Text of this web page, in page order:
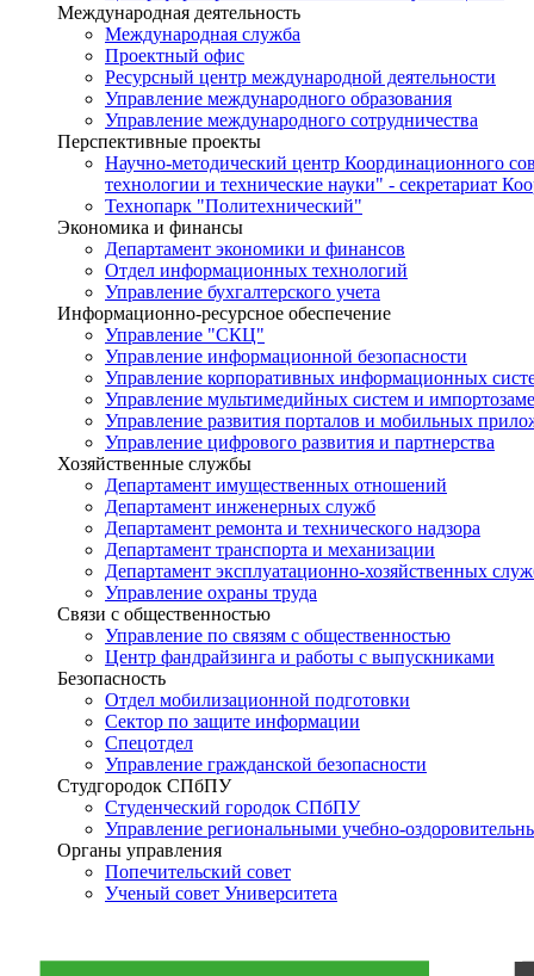
Международная деятельность
Международная служба
Проектный офис
Ресурсный центр международной деятельности
Управление международного образования
Управление международного сотрудничества
Перспективные проекты
Научно-методический центр Координационного
технологии и технические науки" - секретариат
Технопарк "Политехнический"
Экономика и финансы
Департамент экономики и финансов
Отдел информационных технологий
Управление бухгалтерского учета
Информационно-ресурсное обеспечение
Управление "СКЦ"
Управление информационной безопасности
Управление корпоративных информационных
Управление мультимедийных систем и
Управление развития порталов и мобильных
Управление цифрового развития и партнерства
Хозяйственные службы
Департамент имущественных отношений
Департамент инженерных служб
Департамент ремонта и технического надзора
Департамент транспорта и механизации
Департамент эксплуатационно-хозяйственных
Управление охраны труда
Связи с общественностью
Управление по связям с общественностью
Центр фандрайзинга и работы с выпускниками
Безопасность
Отдел мобилизационной подготовки
Сектор по защите информации
Спецотдел
Управление гражданской безопасности
Студгородок СПбПУ
Студенческий городок СПбПУ
Управление региональными учебно-
Органы управления
Попечительский совет
Ученый совет Университета